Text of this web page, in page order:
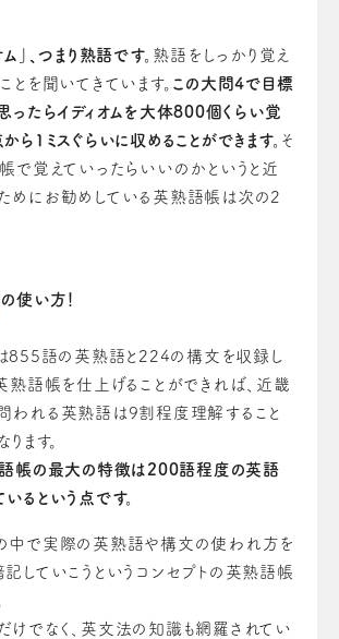
」、つまり熟語です。 熟語をしっかり覚え
とを聞いてき て います。 この大問4で目標
ったらイディオムを大体800個くらい覚
ら1ミスぐらいに収める ことができ ます。 そ
で覚えていったらいい の かというと近
めにお勧めしている英熟語帳は次の2
」の使い方！
8 55語の英熟語と224の構文 を収録し
熟語帳を仕上げることができれば、近畿
われる英熟語は9割程度理解すること
ます。
語帳の最大の特徴は200語程度の英語
るという点です。
中で実際の英熟語や構文の使われ方を
していこうというコンセプトの英熟語帳
けでなく、英文法の知識も網羅されてい